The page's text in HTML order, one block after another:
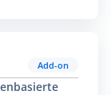
Add-on